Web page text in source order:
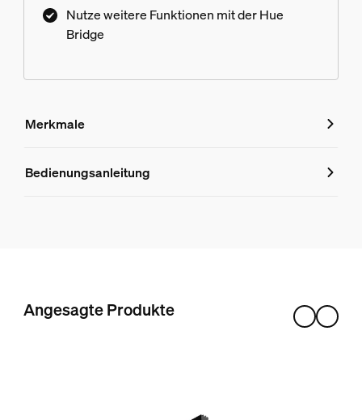
Nutze weitere Funktionen mit der Hue
Bridge
Merkmale
Merkmale
Farbe
Schwarz
Bedienungsanleitung
Angesagte Produkte